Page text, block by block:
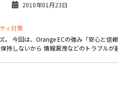
2010年01月23日
ィ対策
。 今回は、Orange ECの強み「安心と
持しないから 情報漏洩などのトラブル